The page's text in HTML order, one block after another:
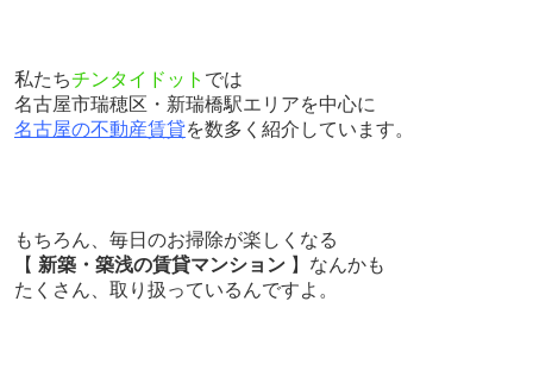
私たちチンタイドット では
名古屋市瑞穂区・新瑞橋駅エリアを中心に
名古屋の不動産賃貸を数多く紹介しています。
もちろん、毎日のお掃除が楽しくなる
【 新築・築浅の賃貸マンション】なんかも
たくさん、取り扱っているんですよ。